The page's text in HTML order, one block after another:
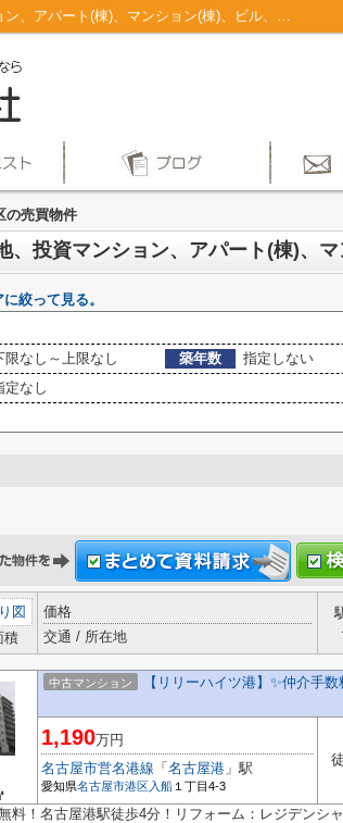
名古屋市港区のマンション、戸建、土地、投資マンション、アパート(棟)、マンション(棟)、ビル、戸建、店舗事務所、その他、土地一覧｜仲介手数料無料！名古屋市で新築戸建てを探すならAplace
の売買物件
絞って見る。
限なし～上限なし 築年数
指定しない
定なし
図
積
価格
交通 / 所在地
中古マンション 【リリーハイツ港】✨️仲介手
1,190万円
名古屋市営名港線 「 名古屋港 」駅
愛知県名古屋市港区入船 １丁目4-3
料！名古屋港駅徒歩4分！リフォーム：レジデン